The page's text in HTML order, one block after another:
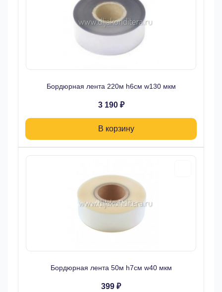
Бордюрная лента 220м h6см w130 мкм
3 190 ₽
В корзину
Бордюрная лента 50м h7см w40 мкм
399 ₽